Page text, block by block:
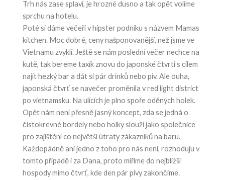
Trh nás zase splaví, je hrozné dusno a tak opět volíme
sprchu na hotelu.
Poté si dáme večeři v hipster podniku s názvem Mamas
kitchen. Moc dobré, ceny našponovanější, než jsme ve
Vietnamu zvyklí. Ještě se nám poslední večer nechce na
kutě, tak bereme taxík znovu do japonské čtvrti s cílem
najít hezký bar a dát si pár drinků nebo piv. Ale ouha,
japonská čtvrť se navečer proměnila v red light district
po vietnamsku. Na ulicích je plno spoře oděných holek.
Opět nám není přesně jasný koncept, zda se jedná o
čistokrevné bordely nebo holky slouží jako společnice
pro zajištění co největší útraty zákazníků na baru.
Každopádně ani jedno z toho pro nás není, rozhoduju v
tomto případě i za Dana, proto míříme do nejbližší
hospody mimo čtvrť, kde den pár pivy zakončíme.